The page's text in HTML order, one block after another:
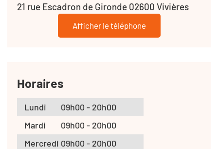
21 rue Escadron de Gironde 02600 Vivières
Afficher le téléphone
Horaires
Lundi
09h00 - 20h00
Mardi
09h00 - 20h00
Mercredi 09h00 - 20h00